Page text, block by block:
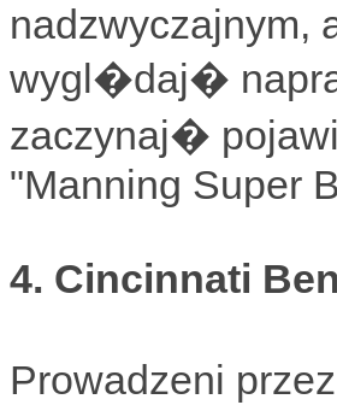
nadzwyczajnym,
wygl�daj�
zaczynaj�
"Manning Super
4. Cincinnati
Prowadzeni